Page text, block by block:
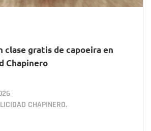
clase gratis de capoeira en
Chapinero
CHAPINERO.